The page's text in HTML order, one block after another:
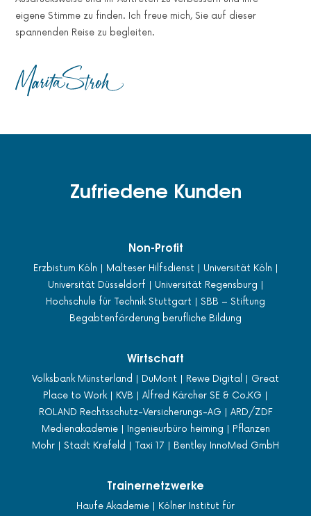
eigene Stimme zu finden. Ich freue mich, Sie auf dieser
spannenden Reise zu begleiten.
Zufriedene Kunden
Non-Profit
Erzbistum Köln | Malteser Hilfsdienst | Universität Köln |
Universität Düsseldorf | Universität Regensburg |
Hochschule für Technik Stuttgart | SBB – Stiftung
Begabtenförderung berufliche Bildung
Wirtschaft
Volksbank Münsterland | DuMont | Rewe Digital | Great
Place to Work | KVB | Alfred Kärcher SE & Co.KG |
ROLAND Rechtsschutz-Versicherungs-AG | ARD/ZDF
Medienakademie | Ingenieurbüro heiming | Pflanzen
Mohr | Stadt Krefeld | Taxi 17 | Bentley InnoMed GmbH
Trainernetzwerke
Haufe Akademie | Kölner Institut für